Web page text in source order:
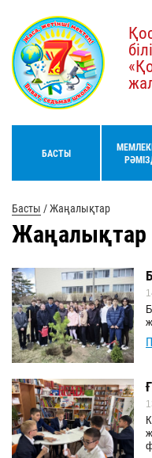
БАСТЫ
Басты /Жаңалықтар
Жаңалықтар